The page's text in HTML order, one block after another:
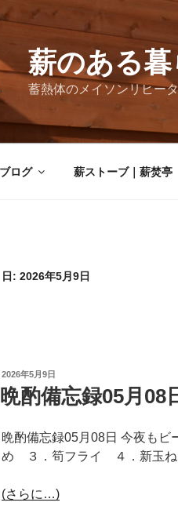
薪のある
蓄熱体のメイソンリヒー
ブログ 薪ストーブ｜薪焚亭
日: 2026年5月9日
投
稿
日:
2026年5月9日
晩酌備忘録05月08
晩酌備忘録05月08日 今夜も
め ３．筍フライ ４．新玉ね
(さらに…)